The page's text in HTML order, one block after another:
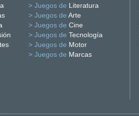
> Juegos de Literatura
> Juegos de Arte
> Juegos de Cine
> Juegos de Tecnología
> Juegos de Motor
> Juegos de Marcas